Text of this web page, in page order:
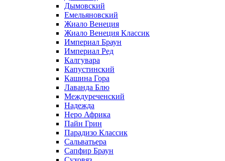
Дымовский
Емельяновский
Жиало Венеция
Жиало Венеция Классик
Империал Браун
Империал Ред
Калгувара
Капустинский
Кашина Гора
Лаванда Блю
Междуреченский
Надежда
Неро Африка
Пайн Грин
Парадизо Классик
Сальватьера
Сапфир Браун